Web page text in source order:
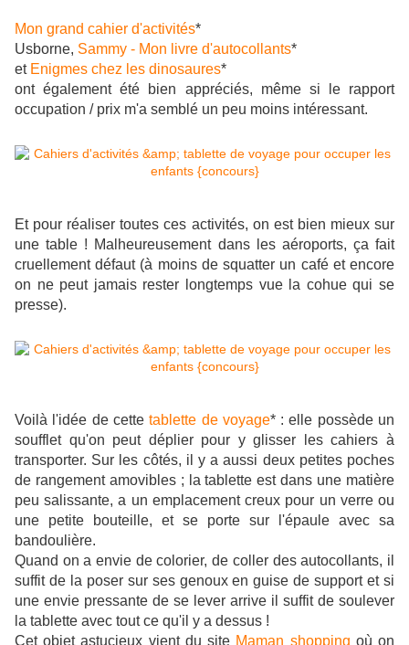
Mon grand cahier d'activités*
Usborne, Sammy - Mon livre d'autocollants*
et Enigmes chez les dinosaures*
ont également été bien appréciés, même si le rapport
occupation / prix m'a semblé un peu moins intéressant.
Et pour réaliser toutes ces activités, on est bien mieux sur
une table ! Malheureusement dans les aéroports, ça fait
cruellement défaut (à moins de squatter un café et encore
on ne peut jamais rester longtemps vue la cohue qui se
presse).
Voilà l'idée de cettetablette de voyage* : elle possède un
soufflet qu'on peut déplier pour y glisser les cahiers à
transporter. Sur les côtés, il y a aussi deux petites poches
de rangement amovibles ; la tablette est dans une matière
peu salissante,a un emplacement creux pour un verre ou
une petite bouteille, et se porte sur l'épaule avec sa
bandoulière.
Quand on a envie de colorier, de coller des autocollants, il
suffit de la poser sur ses genoux en guise de support et si
une envie pressante de se lever arrive il suffit de soulever
la tablette avec tout ce qu'il y a dessus !
Cet objet astucieux vient du site Maman shopping où on